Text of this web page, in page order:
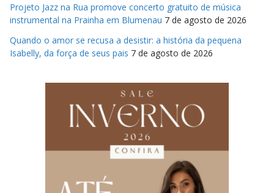
Projeto Jazz na Rua promove concerto gratuito de música
instrumental na Prainha em Blumenau 7 de agosto de 2026
Quando o amor se recusa a desistir: a história da pequena
Isabelly, da força de seus pais 7 de agosto de 2026